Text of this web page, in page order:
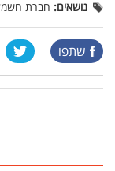
נושאים: חברת
שתפו